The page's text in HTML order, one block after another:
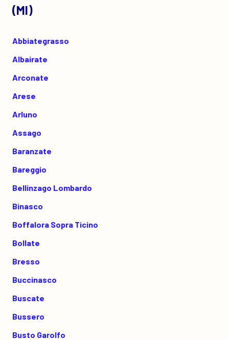
(MI)
Abbiategrasso
Albairate
Arconate
Arese
Arluno
Assago
Baranzate
Bareggio
Bellinzago Lombardo
Binasco
Boffalora Sopra Ticino
Bollate
Bresso
Buccinasco
Buscate
Bussero
Busto Garolfo